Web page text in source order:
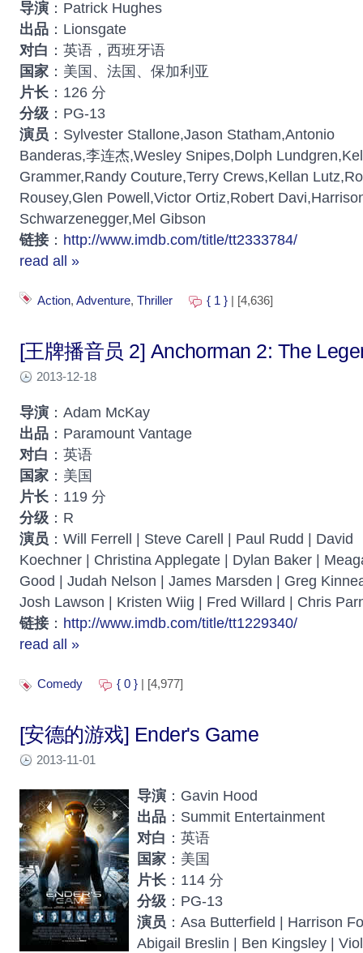
导演 ：Patrick Hughes
出品 ：Lionsgate
对白 ：英语，西班牙语
国家 ：美国、法国、保加利亚
片长 ：126 分
分级 ：PG-13
演员 ：Sylvester Stallone,Jason Statham,Antonio
Banderas,李连杰,Wesley Snipes,Dolph
Grammer,Randy Couture,Terry Crews,Kellan
Rousey,Glen Powell,Victor Ortiz,Robert
Schwarzenegger,Mel Gibson
链接 ： http://www.imdb.com/title/tt2333784/
read all »
Action, Adventure, Thriller { 1 } | [4,636]
[王牌播音员 2] Anchorman 2: The
2013-12-18
导演 ：Adam McKay
出品 ：Paramount Vantage
对白 ：英语
国家 ：美国
片长 ：119 分
分级 ：R
演员 ：Will Ferrell | Steve Carell | Paul Rudd | David
Koechner | Christina Applegate | Dylan Baker |
Good | Judah Nelson | James Marsden | Greg
Josh Lawson | Kristen Wiig | Fred Willard | Chris
链接 ： http://www.imdb.com/title/tt1229340/
read all »
Comedy { 0 } | [4,977]
[安德的游戏] Ender's Game
2013-11-01
导演 ：Gavin Hood
出品 ：Summit Entertainment
对白 ：英语
国家 ：美国
片长 ：114 分
分级 ：PG-13
演员 ：Asa Butterfield | Harrison
Abigail Breslin | Ben Kingsley |